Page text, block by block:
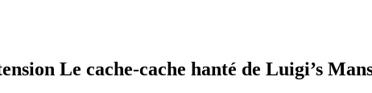
Le cache-cache hanté de Luigi’s